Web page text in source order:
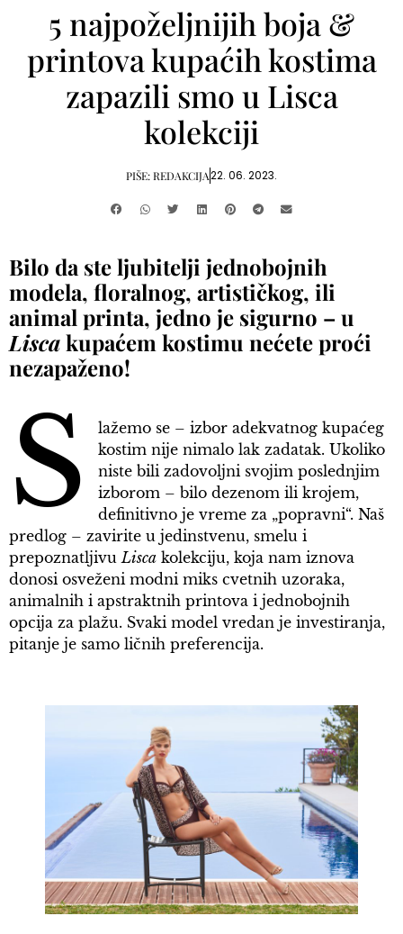
5 najpoželjnijih boja &
printova kupaćih kostima
zapazili smo u Lisca
kolekciji
PIŠE:REDAKCIJA22. 06. 2023.
Bilo da ste ljubitelji jednobojnih
modela, floralnog, artističkog, ili
animal printa, jedno je sigurno – u
Liscakupaćem kostimu nećete proći
nezapaženo!
S
lažemo se – izbor adekvatnog kupaćeg
kostim nije nimalo lak zadatak. Ukoliko
niste bili zadovoljni svojim poslednjim
izborom – bilo dezenom ili krojem,
definitivno je vreme za „popravni“. Naš
predlog – zavirite u jedinstvenu, smelu i
prepoznatljivuLisca kolekciju, koja nam iznova
donosi osveženi modni miks cvetnih uzoraka,
animalnih i apstraktnih printova i jednobojnih
opcija za plažu. Svaki model vredan je investiranja,
pitanje je samo ličnih preferencija.